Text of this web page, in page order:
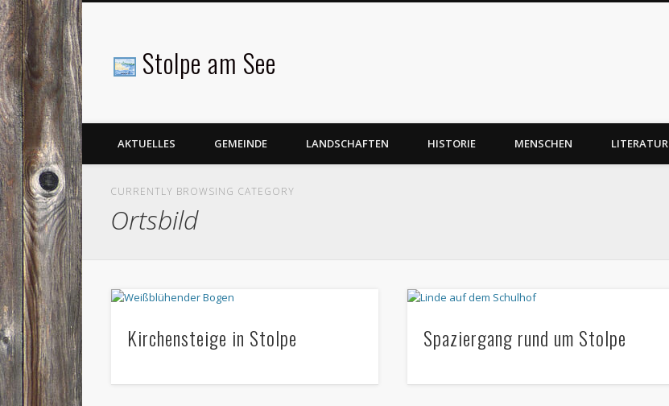
Stolpe am See
Facebook
AKTUELLES GEMEINDE LANDSCHAFTEN HISTORIE MENSCHEN LITERATUR
CURRENTLY BROWSING CATEGORY
Ortsbild
Kirchensteige in Stolpe Spaziergang rund um Stolpe